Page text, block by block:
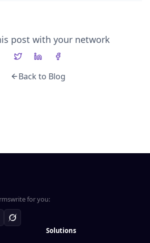
post with your network
Back to Blog
for you:
Solutions